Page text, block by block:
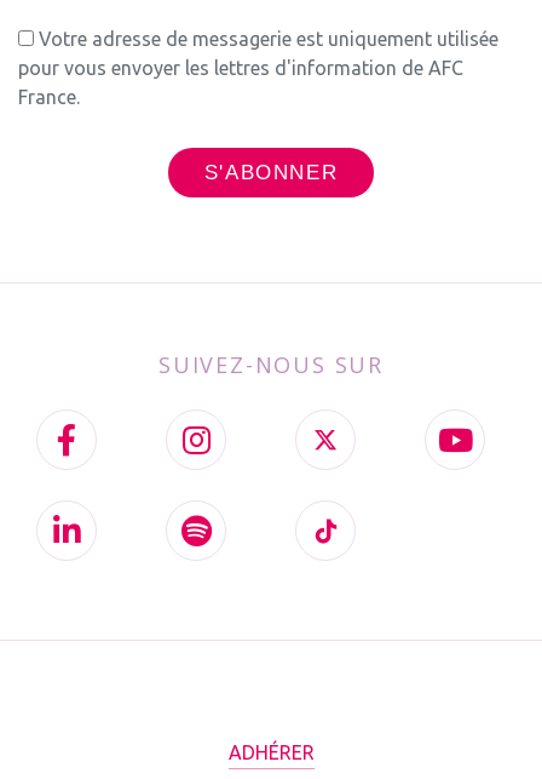
Votre adresse de messagerie est uniquement utilisée
pour vous envoyer les lettres d'information de AFC
France.
SUIVEZ-NOUS SUR
ADHÉRER